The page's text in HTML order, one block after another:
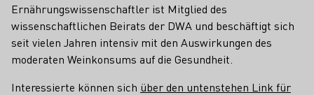
Ernährungswissenschaftler ist Mitglied des
wissenschaftlichen Beirats der DWA und beschäftigt sich
seit vielen Jahren intensiv mit den Auswirkungen des
moderaten Weinkonsums auf die Gesundheit.
Interessierte können sich über den untenstehen Link für